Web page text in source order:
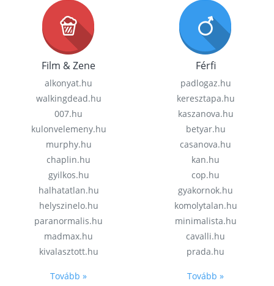
Film & Zene
alkonyat.hu
walkingdead.hu
007.hu
kulonvelemeny.hu
murphy.hu
chaplin.hu
gyilkos.hu
halhatatlan.hu
helyszinelo.hu
paranormalis.hu
madmax.hu
kivalasztott.hu
Tovább »
Férfi
padlogaz.hu
keresztapa.hu
kaszanova.hu
betyar.hu
casanova.hu
kan.hu
cop.hu
gyakornok.hu
komolytalan.hu
minimalista.hu
cavalli.hu
prada.hu
Tovább »